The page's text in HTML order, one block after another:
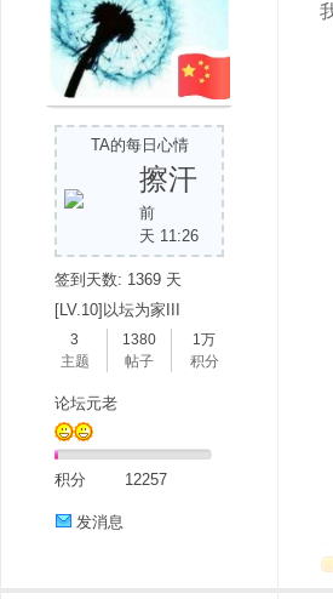
TA的每日心情
擦汗
前
天 11:26
签到天数: 1369 天
[LV.10]以坛为家III
3
主题
1380
帖子
1万
积分
论坛元老
积分 12257
发消息